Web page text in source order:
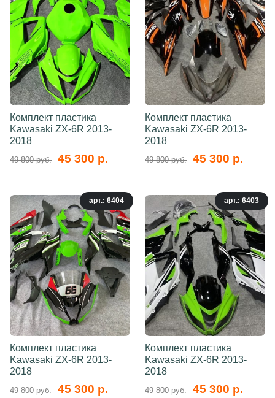
Комплект пластика
Kawasaki ZX-6R 2013-
2018
49 800 руб. 45 300 р.
Комплект пластика
Kawasaki ZX-6R 2013-
2018
49 800 руб. 45 300 р.
арт.: 6404
Комплект пластика
Kawasaki ZX-6R 2013-
2018
49 800 руб. 45 300 р.
арт.: 6403
Комплект пластика
Kawasaki ZX-6R 2013-
2018
49 800 руб. 45 300 р.